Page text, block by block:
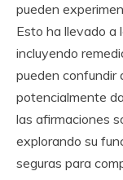
pueden
Esto ha llevado a
incluyendo
pueden confundir
potencialmente
las afirmaciones
explorando su
seguras para